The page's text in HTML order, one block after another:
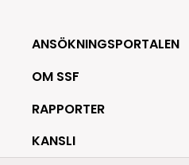
ANSÖKNINGSPORTALEN
OM SSF
RAPPORTER
KANSLI